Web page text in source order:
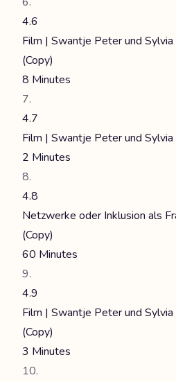
4.6
Film | Swantje Peter und
(Copy)
8 Minutes
4.7
Film | Swantje Peter und
2 Minutes
4.8
Netzwerke oder Inklusion als
(Copy)
60 Minutes
4.9
Film | Swantje Peter und
(Copy)
3 Minutes